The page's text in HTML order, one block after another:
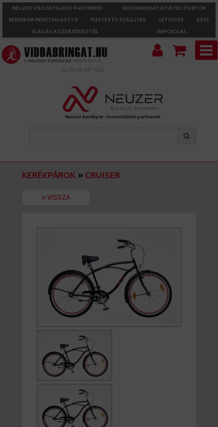
NEUZER VISZONTELADÓ PARTNEREK
VIDDABRINGÁT ÁTVÉTELI PONTOK
KERÉKPÁR MÉRETVÁLASZTÓ
FIZETÉS ÉS SZÁLLÍTÁS LETÖLTÉS
ÁSZF
ELÁLLÁS A SZERZŐDÉSTŐL
KAPCSOLAT
+36 20 427 1232
KERÉKPÁROK » CRUISER
« VISSZA